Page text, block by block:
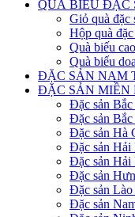
QUÀ BIẾU ĐẶC
Giỏ quà đặc
Hộp quà đặc
Quà biếu
Quà biếu
ĐẶC SẢN NAM
ĐẶC SẢN MIỀN
Đặc sản
Đặc sản
Đặc sản Hà
Đặc sản Hải
Đặc sản Hải
Đặc sản
Đặc sản Lào
Đặc sản